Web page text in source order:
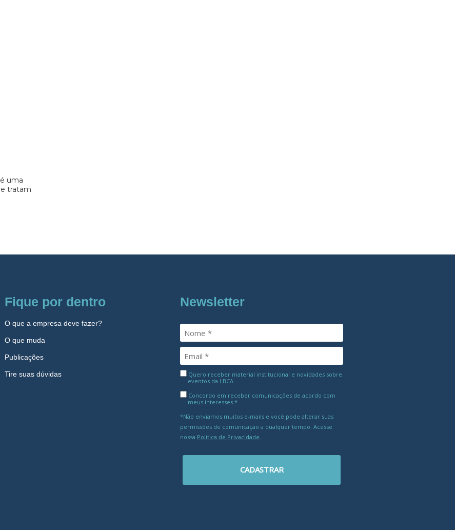
uma
tratam
Fique por dentro
O que a empresa deve fazer?
O que muda
Publicações
Tire suas dúvidas
Newsletter
Quero receber material institucional e novidades sobre
eventos da LBCA
Concordo em receber comunicações de acordo com
meus interesses.*
*Não enviamos muitos e-mails e você pode alterar suas
permissões de comunicação a qualquer tempo. Acesse
nossa Política de Privacidade
CADASTRAR